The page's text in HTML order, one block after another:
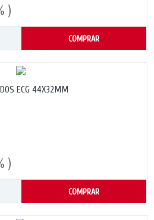
)
COMPRAR
ECG 44X32MM
)
COMPRAR